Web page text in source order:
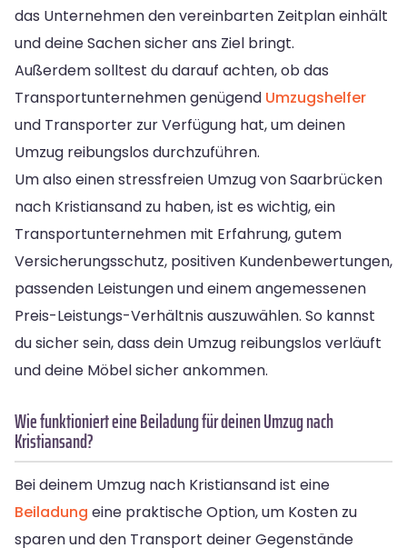
das Unternehmen den vereinbarten Zeitplan einhält
und deine Sachen sicher ans Ziel bringt.
Außerdem solltest du darauf achten, ob das
Transportunternehmen genügend Umzugshelfer
und Transporter zur Verfügung hat, um deinen
Umzug reibungslos durchzuführen.
Um also einen stressfreien Umzug von Saarbrücken
nach Kristiansand zu haben, ist es wichtig, ein
Transportunternehmen mit Erfahrung, gutem
Versicherungsschutz, positiven Kundenbewertungen,
passenden Leistungen und einem angemessenen
Preis-Leistungs-Verhältnis auszuwählen. So kannst
du sicher sein, dass dein Umzug reibungslos verläuft
und deine Möbel sicher ankommen.
Wie funktioniert eine Beiladung für deinen Umzug nach
Kristiansand?
Bei deinem Umzug nach Kristiansand ist eine
Beiladung eine praktische Option, um Kosten zu
sparen und den Transport deiner Gegenstände